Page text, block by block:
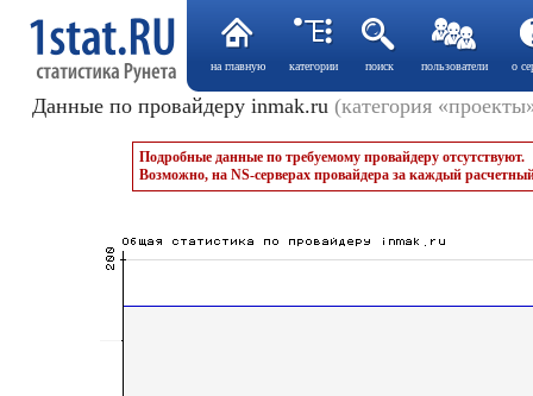
на главную категории поиск пользователи о
Данные по провайдеру inmak.ru (категория
Подробные данные по требуемому провайдеру отсутствуют.
Возможно, на NS-серверах провайдера за каждый